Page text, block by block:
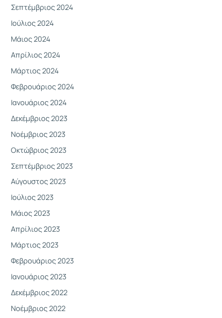
Σεπτέμβριος 2024
Ιούλιος 2024
Μάιος 2024
Απρίλιος 2024
Μάρτιος 2024
Φεβρουάριος 2024
Ιανουάριος 2024
Δεκέμβριος 2023
Νοέμβριος 2023
Οκτώβριος 2023
Σεπτέμβριος 2023
Αύγουστος 2023
Ιούλιος 2023
Μάιος 2023
Απρίλιος 2023
Μάρτιος 2023
Φεβρουάριος 2023
Ιανουάριος 2023
Δεκέμβριος 2022
Νοέμβριος 2022